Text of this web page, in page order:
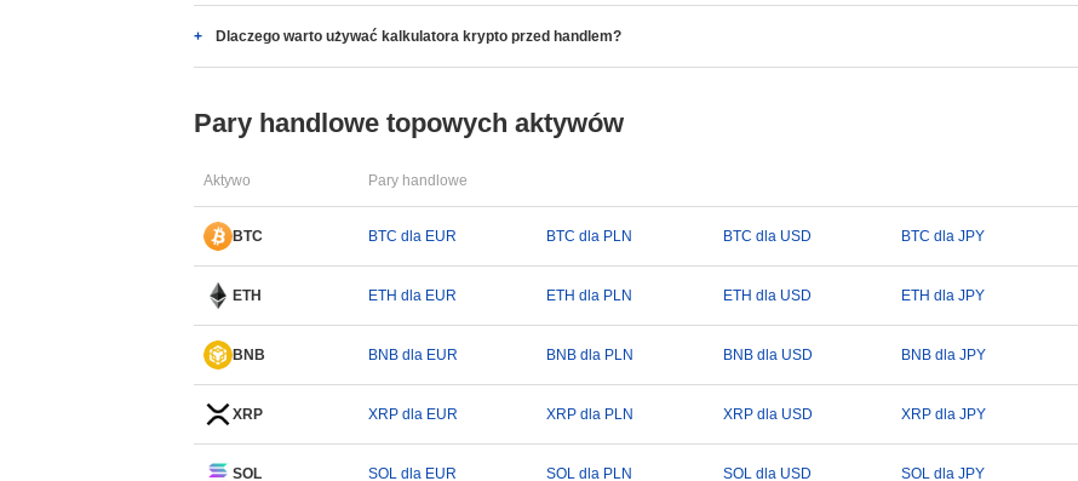
Dlaczego warto używać kalkulatora krypto przed handlem?
Pary handlowe topowych aktywów
Aktywo Pary handlowe
BTC BTC dla EUR BTC dla PLN BTC dla USD BTC dla JPY
ETH ETH dla EUR ETH dla PLN ETH dla USD ETH dla JPY
BNB BNB dla EUR BNB dla PLN BNB dla USD BNB dla JPY
XRP XRP dla EUR XRP dla PLN XRP dla USD XRP dla JPY
SOL SOL dla EUR SOL dla PLN SOL dla USD SOL dla JPY